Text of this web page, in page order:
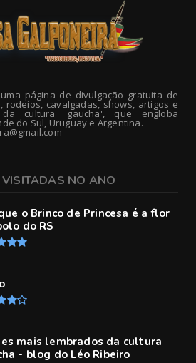
página de divulgação gratuita de
rodeios, cavalgadas, shows, artigos e
da cultura 'gaucha', que engloba
do Sul, Uruguay e Argentina.
NO ANO
o Brinco de Princesa é a flor
do RS
mais lembrados da cultura
- blog do Léo Ribeiro